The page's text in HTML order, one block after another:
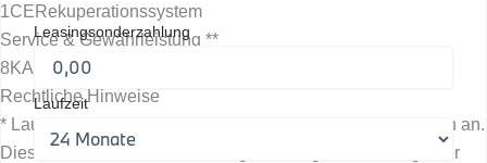
1CE Rekuperationssystem
Service & Gewährleistung **
8KA Ölwartungsintervall 24 Monate/30.000 km
Rechtliche Hinweise
* Laufzeitgebundener Dienst, evtl. fallen zusätzliche Kosten an.
Dies ist ein unverbindliches Angebot. Angebote solange der
Leasingsonderzahlung
Laufzeit